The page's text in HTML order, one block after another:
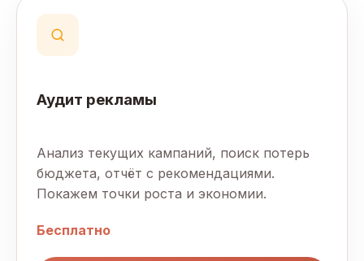
Аудит рекламы
Анализ текущих кампаний, поиск потерь
бюджета, отчёт с рекомендациями.
Покажем точки роста и экономии.
Бесплатно